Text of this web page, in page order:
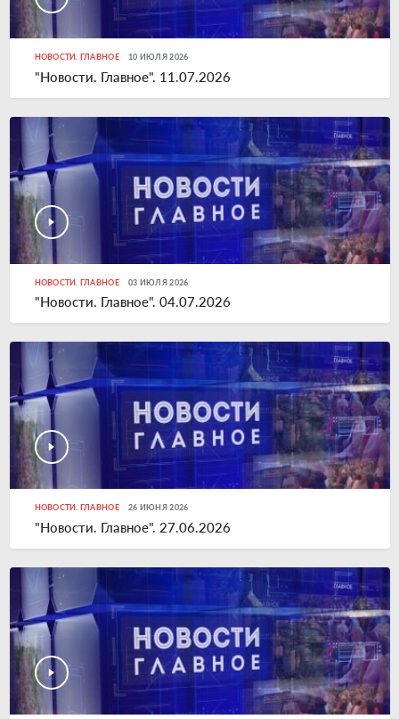
НОВОСТИ. ГЛАВНОЕ 10 ИЮЛЯ 2026
"Новости. Главное". 11.07.2026
НОВОСТИ. ГЛАВНОЕ 03 ИЮЛЯ 2026
"Новости. Главное". 04.07.2026
НОВОСТИ. ГЛАВНОЕ 26 ИЮНЯ 2026
"Новости. Главное". 27.06.2026